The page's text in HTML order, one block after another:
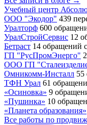
Учебный центр
ООО "Экодор" 439
Уралторф 600
УралСтройСервис 12
Бетраст 14 обращений
ГП "РусПромЭнерго"
ООО ГП
Омникомм-Инсталл 55
ТФН Урал 61
«Осиновка» 9
«Пушинка» 10
«Планета образования»
Все работы по